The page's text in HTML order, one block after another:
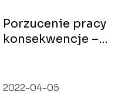
Porzucenie pracy
konsekwencje –
2022-04-05